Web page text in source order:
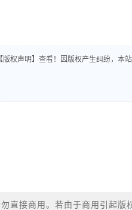
权声明】查看！因版权产生纠纷，本站
直接商用。若由于商用引起版